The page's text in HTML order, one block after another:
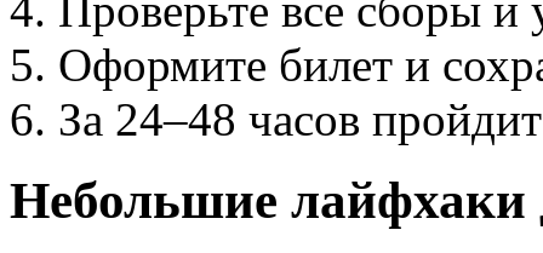
Оформите билет и
За 24–48 часов
Небольшие лайфхаки